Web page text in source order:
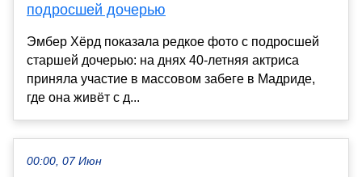
подросшей дочерью
Эмбер Хёрд показала редкое фото с подросшей
старшей дочерью: на днях 40-летняя актриса
приняла участие в массовом забеге в Мадриде,
где она живёт с д...
00:00, 07 Июн